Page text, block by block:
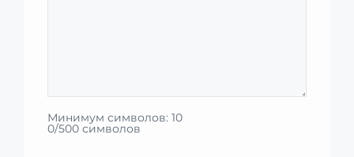
Минимум символов: 10
0/500 символов